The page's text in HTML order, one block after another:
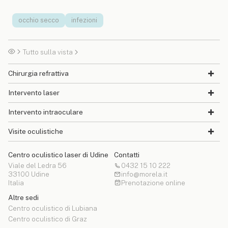
occhio secco infezioni
Tutto sulla vista
Chirurgia refrattiva
Intervento laser
Intervento intraoculare
Visite oculistiche
Centro oculistico laser di Udine
Viale del Ledra 56
33100 Udine
Italia
Altre sedi
Centro oculistico di Lubiana
Centro oculistico di Graz
Contatti
0432 15 10 222
info@morela.it
Prenotazione online